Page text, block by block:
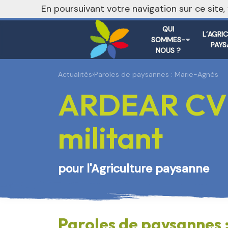
QUI
SOMMES-
NOUS ?
Actualités›Paroles de paysannes : Marie-Agnès
ARDEAR
militant
pour l'Agriculture paysanne
Paroles de
En poursuivant votre navigation sur ce